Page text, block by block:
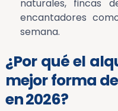
naturales, fincas
encantadores
semana.
¿Por qué el
mejor forma
en 2026?